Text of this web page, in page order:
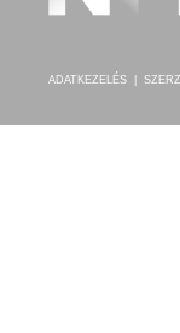
ADATKEZELÉS